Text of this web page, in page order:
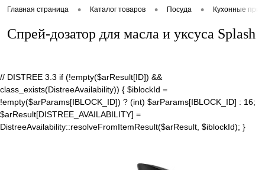
Главная страница • Каталог товаров • Посуда • Кухонные
Спрей-дозатор для масла и уксуса Splash
// DISTREE 3.3 if (!empty($arResult[ID]) &&
class_exists(DistreeAvailability)) { $iblockId =
!empty($arParams[IBLOCK_ID]) ? (int) $arParams[IBLOCK_ID] : 16;
$arResult[DISTREE_AVAILABILITY] =
DistreeAvailability::resolveFromItemResult($arResult, $iblockId); }